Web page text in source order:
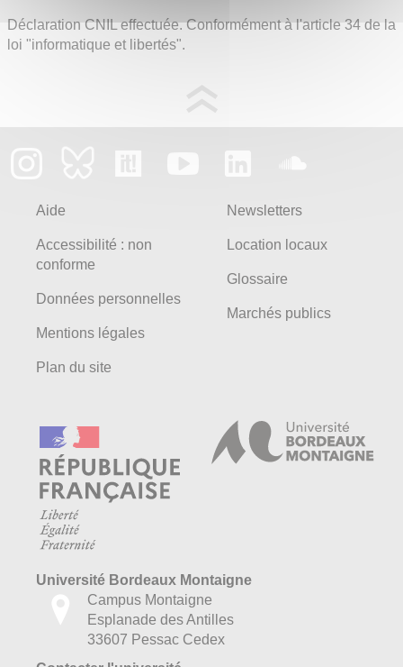
Déclaration CNIL effectuée. Conformément à l'article 34 de la
loi "informatique et libertés".
Aide
Accessibilité : non
conforme
Données personnelles
Mentions légales
Plan du site
Newsletters
Location locaux
Glossaire
Marchés publics
Université Bordeaux Montaigne
Campus Montaigne
Esplanade des Antilles
33607 Pessac Cedex